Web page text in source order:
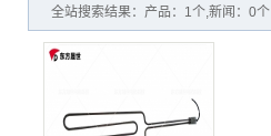
全站搜索结果：产品：1个,新闻：0个